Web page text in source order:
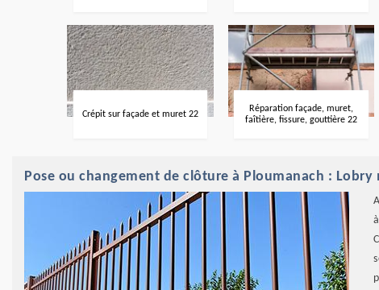
Crépit sur façade et muret 22
Réparation façade, muret,
faîtière, fissure, gouttière 22
Pose ou changement de clôture à Ploumanach :